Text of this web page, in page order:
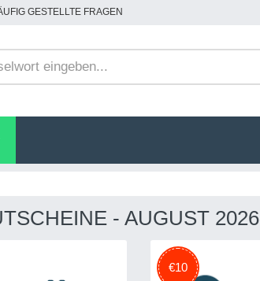
GESTELLTE FRAGEN
- AUGUST 2026
€10